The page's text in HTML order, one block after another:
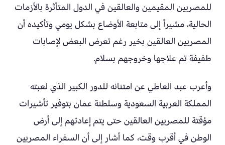
للمصريين المقيمين والعالقين في الدول المتأثرة بالأزمات
الحالية، مشيراً إلى متابعة الأوضاع بشكل يومي وتأكيده أن
المصريين العالقين بخير رغم تعرض البعض لإصابات
طفيفة تم علاجها وخروجهم بسلام.
وأعرب عبد العاطي عن امتنانه للدور الكبير الذي لعبته
المملكة العربية السعودية وسلطنة عمان بتوفير تأشيرات
مؤقتة للمصريين العالقين حتى يتم إعادتهم إلى أرض
الوطن في أقرب وقت، كما أشار إلى أن السفراء المصريين